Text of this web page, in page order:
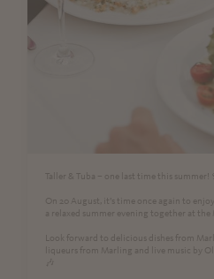
Taller & Tuba – one last time this
On 20 August, it’s time once again to
a relaxed summer evening together at the
Look forward to delicious dishes from
liqueurs from Marling and live music by
🎶